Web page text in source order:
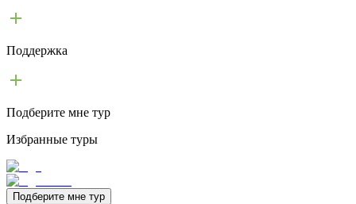
Поддержка
Подберите мне тур
Избранные туры
Подберите мне тур